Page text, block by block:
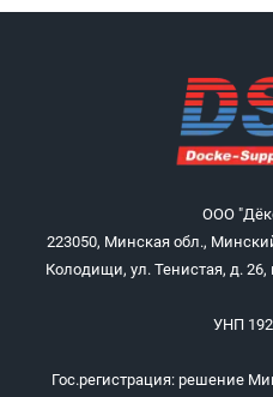
ООО
223050, Минская обл.,
Колодищи, ул. Тенистая, д.
УНП
Гос.регистрация: решение